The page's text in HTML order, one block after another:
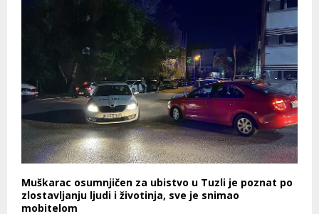
Muškarac osumnjičen za ubistvo u Tuzli je poznat po
zlostavljanju ljudi i životinja, sve je snimao
mobitelom